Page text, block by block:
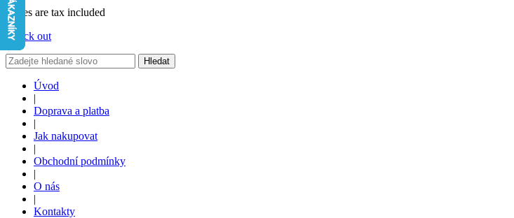
Prices are tax included
Check out
Hledat
Úvod
|
Doprava a platba
|
Jak nakupovat
|
Obchodní podmínky
|
O nás
|
Kontakty